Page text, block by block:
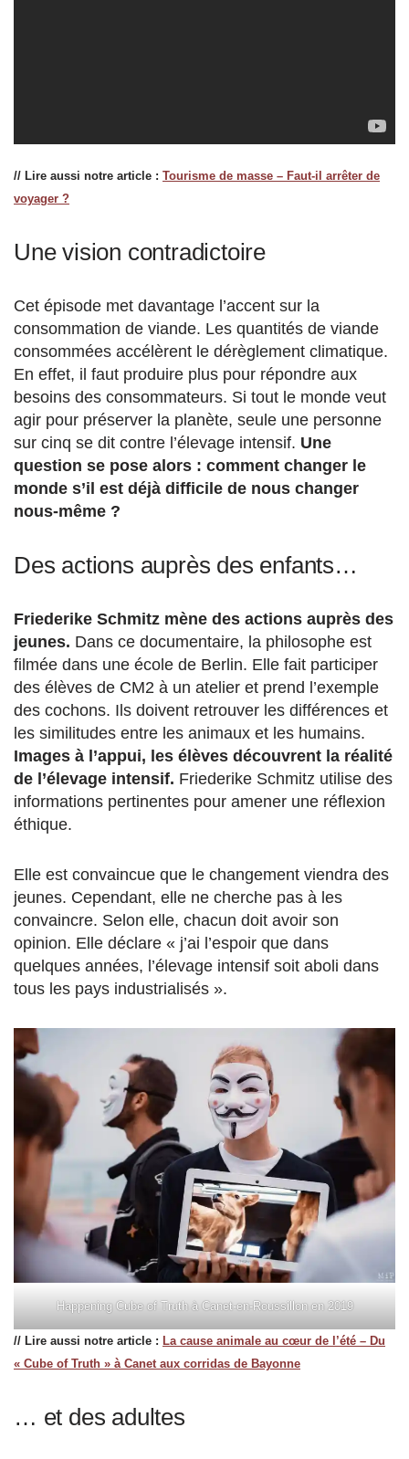
// Lire aussi notre article : Tourisme de masse – Faut-il arrêter de
voyager ?
Une vision contradictoire
Cet épisode met davantage l’accent sur la
consommation de viande. Les quantités de viande
consommées accélèrent le dérèglement climatique.
En effet, il faut produire plus pour répondre aux
besoins des consommateurs. Si tout le monde veut
agir pour préserver la planète, seule une personne
sur cinq se dit contre l’élevage intensif. Une
question se pose alors : comment changer le
monde s’il est déjà difficile de nous changer
nous-même ?
Des actions auprès des enfants…
Friederike Schmitz mène des actions auprès des
jeunes. Dans ce documentaire, la philosophe est
filmée dans une école de Berlin. Elle fait participer
des élèves de CM2 à un atelier et prend l’exemple
des cochons. Ils doivent retrouver les différences et
les similitudes entre les animaux et les humains.
Images à l’appui, les élèves découvrent la réalité
de l’élevage intensif. Friederike Schmitz utilise des
informations pertinentes pour amener une réflexion
éthique.
Elle est convaincue que le changement viendra des
jeunes. Cependant, elle ne cherche pas à les
convaincre. Selon elle, chacun doit avoir son
opinion. Elle déclare « j’ai l’espoir que dans
quelques années, l’élevage intensif soit aboli dans
tous les pays industrialisés ».
Happening Cube of Truth à Canet-en-Roussillon en 2019
// Lire aussi notre article : La cause animale au cœur de l’été – Du
« Cube of Truth » à Canet aux corridas de Bayonne
… et des adultes